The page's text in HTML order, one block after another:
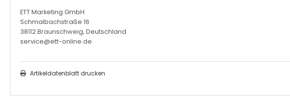
ETT Marketing GmbH
Schmalbachstraße 16
38112 Braunschweig, Deutschland
service@ett-online.de
Artikeldatenblatt drucken